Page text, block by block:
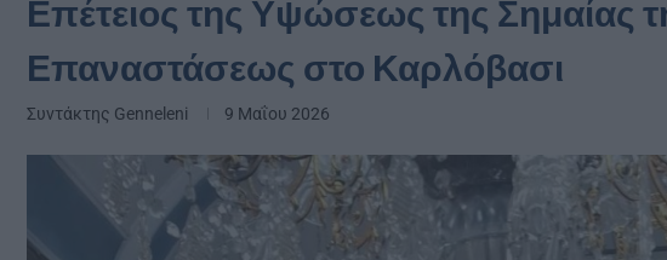
Επέτειος της Υψώσεως της Σημαίας
Επαναστάσεως στο Καρλόβασι
Συντάκτης Genneleni 9 Μαΐου 2026